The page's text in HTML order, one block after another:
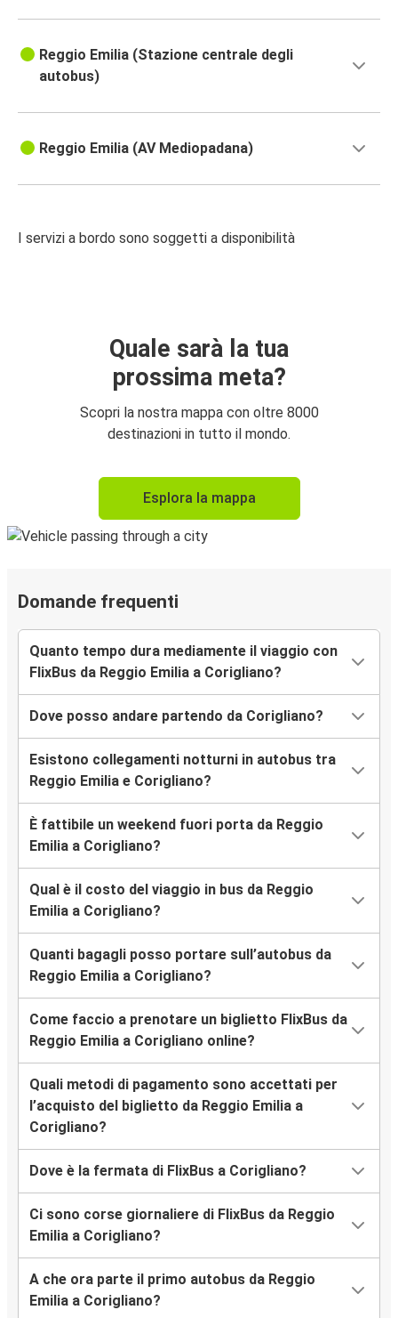
Reggio Emilia (Stazione centrale degli
autobus)
Reggio Emilia (AV Mediopadana)
I servizi a bordo sono soggetti a disponibilità
Quale sarà la tua
prossima meta?
Scopri la nostra mappa con oltre 8000
destinazioni in tutto il mondo.
Esplora la mappa
Domande frequenti
Quanto tempo dura mediamente il viaggio con
FlixBus da Reggio Emilia a Corigliano?
Dove posso andare partendo da Corigliano?
Esistono collegamenti notturni in autobus tra
Reggio Emilia e Corigliano?
È fattibile un weekend fuori porta da Reggio
Emilia a Corigliano?
Qual è il costo del viaggio in bus da Reggio
Emilia a Corigliano?
Quanti bagagli posso portare sull’autobus da
Reggio Emilia a Corigliano?
Come faccio a prenotare un biglietto FlixBus da
Reggio Emilia a Corigliano online?
Quali metodi di pagamento sono accettati per
l’acquisto del biglietto da Reggio Emilia a
Corigliano?
Dove è la fermata di FlixBus a Corigliano?
Ci sono corse giornaliere di FlixBus da Reggio
Emilia a Corigliano?
A che ora parte il primo autobus da Reggio
Emilia a Corigliano?